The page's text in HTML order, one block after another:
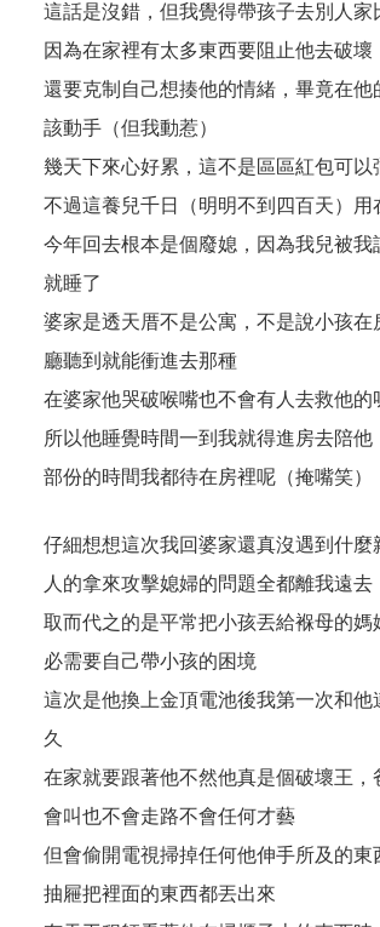
這話是沒錯，但我覺得帶孩子去別人家
因為在家裡有太多東西要阻止他去破壞
還要克制自己想揍他的情緒，畢竟在他
該動手（但我動惹）
幾天下來心好累，這不是區區紅包可以
不過這養兒千日（明明不到四百天）用
今年回去根本是個廢媳，因為我兒被我
就睡了
婆家是透天厝不是公寓，不是說小孩在
廳聽到就能衝進去那種
在婆家他哭破喉嘴也不會有人去救他的
所以他睡覺時間一到我就得進房去陪他
部份的時間我都待在房裡呢（掩嘴笑）
仔細想想這次我回婆家還真沒遇到什麼
人的拿來攻擊媳婦的問題全都離我遠去
取而代之的是平常把小孩丟給褓母的媽
必需要自己帶小孩的困境
這次是他換上金頂電池後我第一次和他
久
在家就要跟著他不然他真是個破壞王，
會叫也不會走路不會任何才藝
但會偷開電視掃掉任何他伸手所及的東
抽屜把裡面的東西都丟出來